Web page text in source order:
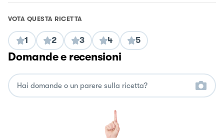
VOTA QUESTA RICETTA
1 2 3 4 5
Domande e recensioni